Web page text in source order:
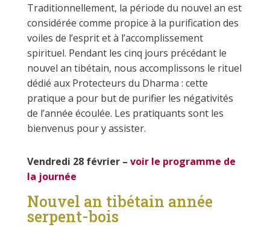
Traditionnellement, la période du nouvel an est
considérée comme propice à la purification des
voiles de l’esprit et à l’accomplissement
spirituel. Pendant les cinq jours précédant le
nouvel an tibétain, nous accomplissons le rituel
dédié aux Protecteurs du Dharma : cette
pratique a pour but de purifier les négativités
de l’année écoulée. Les pratiquants sont les
bienvenus pour y assister.
Vendredi 28 février – voir le programme de
la journée
Nouvel an tibétain année
serpent-bois